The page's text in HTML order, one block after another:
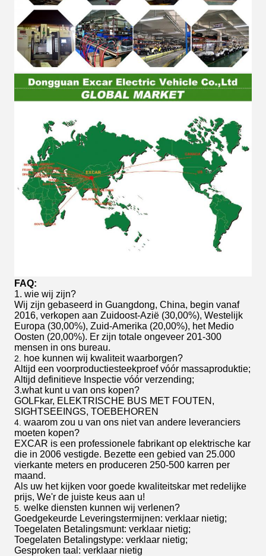
FAQ:
1. wie wij zijn?
Wij zijn gebaseerd in Guangdong, China, begin vanaf
2016, verkopen aan Zuidoost-Azië (30,00%), Westelijk
Europa (30,00%), Zuid-Amerika (20,00%), het Medio
Oosten (20,00%). Er zijn totale ongeveer 201-300
mensen in ons bureau.
2.
hoe kunnen wij kwaliteit waarborgen?
Altijd een voorproductiesteekproef vóór massaproduktie;
Altijd definitieve Inspectie vóór verzending;
3.what kunt u van ons kopen?
GOLFkar, ELEKTRISCHE BUS MET FOUTEN,
SIGHTSEEINGS, TOEBEHOREN
4. waarom zou u van ons niet van andere leveranciers
moeten kopen?
EXCAR is een professionele fabrikant op elektrische kar
die in 2006 vestigde. Bezette een gebied van 25.000
vierkante meters en produceren 250-500 karren per
maand.
Als uw het kijken voor goede kwaliteitskar met redelijke
prijs, We'r de juiste keus aan u!
5. welke diensten kunnen wij verlenen?
Goedgekeurde Leveringstermijnen: verklaar nietig;
Toegelaten Betalingsmunt: verklaar nietig;
Toegelaten Betalingstype: verklaar nietig;
Gesproken taal: verklaar nietig